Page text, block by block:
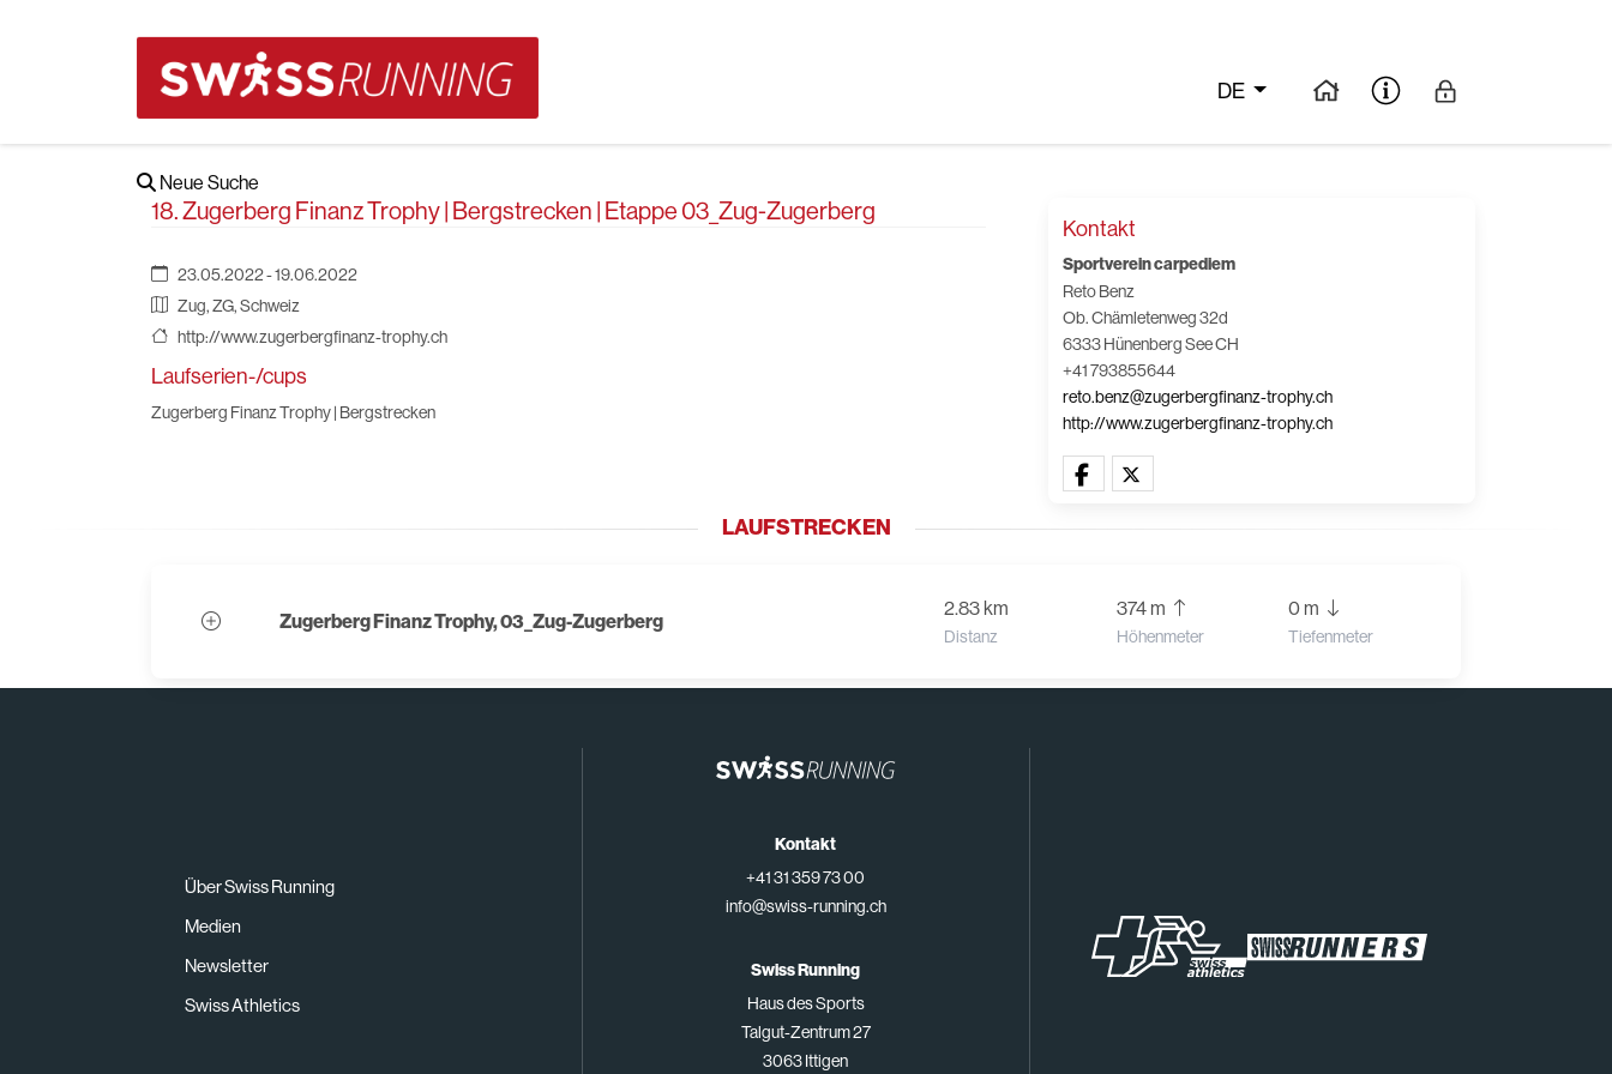
DE
Neue Suche
18. Zugerberg Finanz Trophy | Bergstrecken | Etappe 03_Zug-Zugerberg
23.05.2022 - 19.06.2022
Zug, ZG, Schweiz
http://www.zugerbergfinanz-trophy.ch
Laufserien-/cups
Zugerberg Finanz Trophy | Bergstrecken
Kontakt
Sportverein carpediem
Reto Benz
Ob. Chämletenweg 32d
6333 Hünenberg See CH
+41 793855644
reto.benz@zugerbergfinanz-trophy.ch
http://www.zugerbergfinanz-trophy.ch
LAUFSTRECKEN
Zugerberg Finanz Trophy, 03_Zug-Zugerberg
2.83 km
Distanz
374 m
Höhenmeter
0 m
Tiefenmeter
Über Swiss Running
Medien
Newsletter
Swiss Athletics
Kontakt
+41 31 359 73 00
info@swiss-running.ch
Swiss Running
Haus des Sports
Talgut-Zentrum 27
3063 Ittigen